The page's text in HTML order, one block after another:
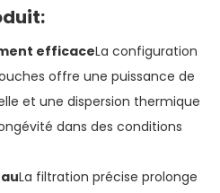
efficaceLa configuration
offre une puissance de
et une dispersion thermique
dans des conditions
La filtration précise prolonge